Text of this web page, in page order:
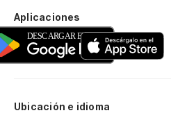
Aplicaciones
Ubicación e idioma